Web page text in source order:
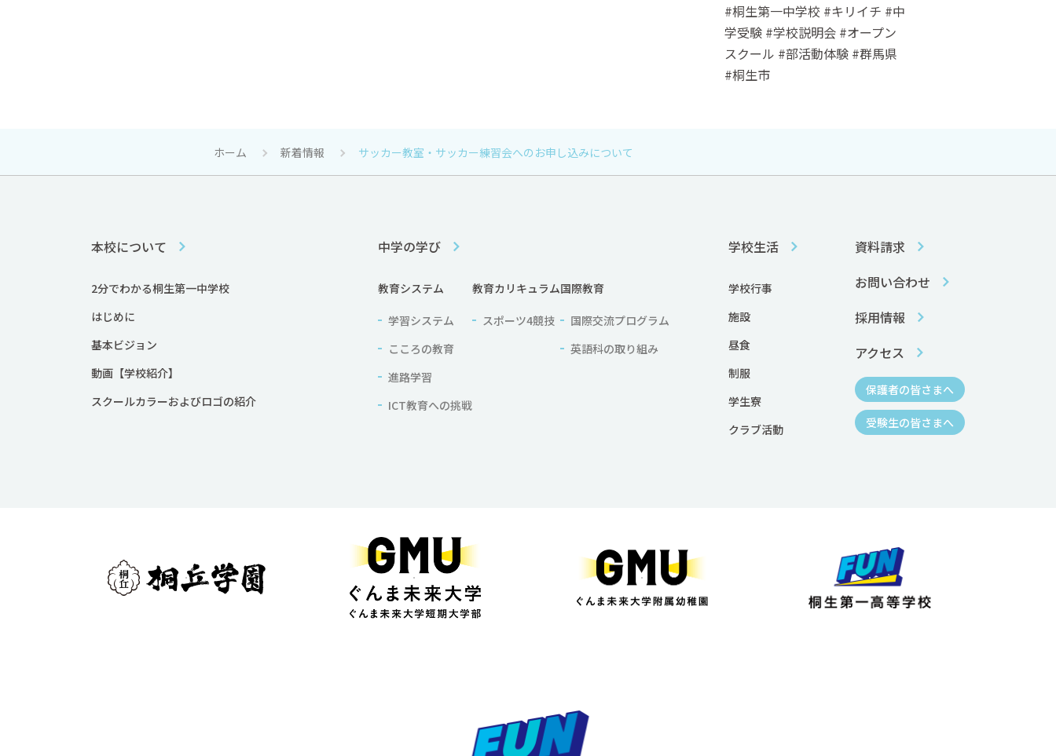
#桐生第一中学校 #キリイチ #中
学受験 #学校説明会 #オープン
スクール #部活動体験 #群馬県
#桐生市
ホーム 新着情報 サッカー教室・サッカー練習会へのお申し込みについて
本校について
2分でわかる桐生第一中学校
はじめに
基本ビジョン
動画【学校紹介】
スクールカラーおよびロゴの紹介
中学の学び
教育システム
学習システム
こころの教育
進路学習
ICT教育への挑戦
教育カリキュラム
スポーツ4競技
国際教育
国際交流プログラム
英語科の取り組み
学校生活
学校行事
施設
昼食
制服
学生寮
クラブ活動
資料請求
お問い合わせ
採用情報
アクセス
保護者の皆さまへ
受験生の皆さまへ